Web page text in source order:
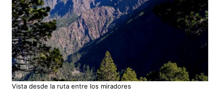
Vista desde la ruta entre los miradores